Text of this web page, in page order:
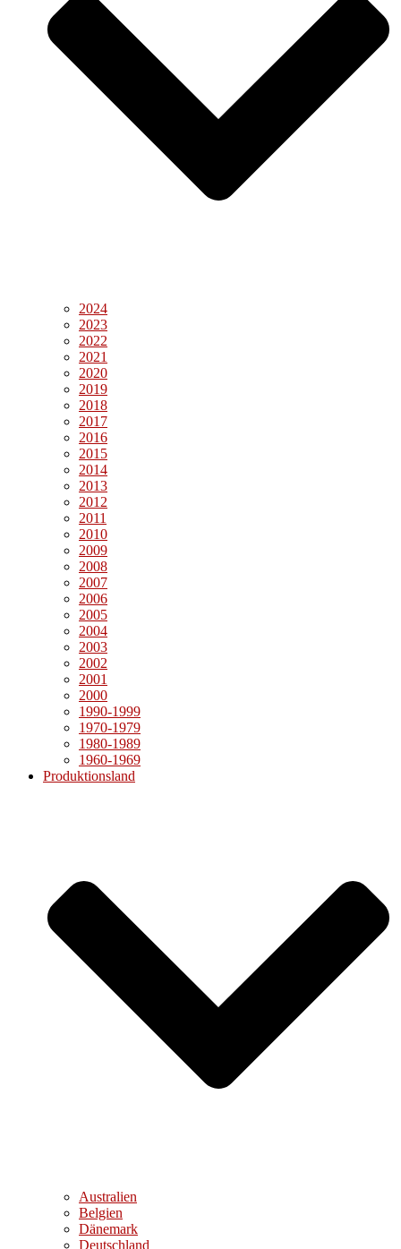
2024
2023
2022
2021
2020
2019
2018
2017
2016
2015
2014
2013
2012
2011
2010
2009
2008
2007
2006
2005
2004
2003
2002
2001
2000
1990-1999
1970-1979
1980-1989
1960-1969
Produktionsland
Australien
Belgien
Dänemark
Deutschland